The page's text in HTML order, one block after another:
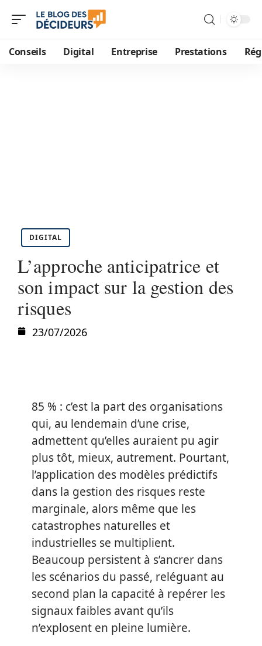
Conseils Digital Entreprise Prestations
DIGITAL
L’approche anticipatrice et
son impact sur la gestion des
risques
23/07/2026
85 % : c’est la part des organisations
qui, au lendemain d’une crise,
admettent qu’elles auraient pu agir
plus tôt, mieux, autrement. Pourtant,
l’application des modèles prédictifs
dans la gestion des risques reste
marginale, alors même que les
catastrophes naturelles et
industrielles se multiplient.
Beaucoup persistent à s’ancrer dans
les scénarios du passé, reléguant au
second plan la capacité à repérer les
signaux faibles avant qu’ils
n’explosent en pleine lumière.